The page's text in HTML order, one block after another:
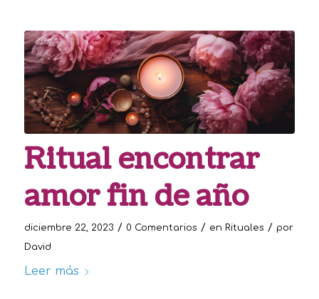
Ritual encontrar
amor fin de año
diciembre 22, 2023 / 0 Comentarios / en Rituales / por
David
Leer más